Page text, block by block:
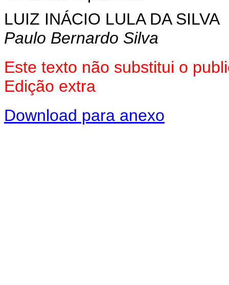
LUIZ INÁCIO LULA DA SILVA
Paulo Bernardo Silva
Este texto não substitui o
Edição extra
Download para anexo